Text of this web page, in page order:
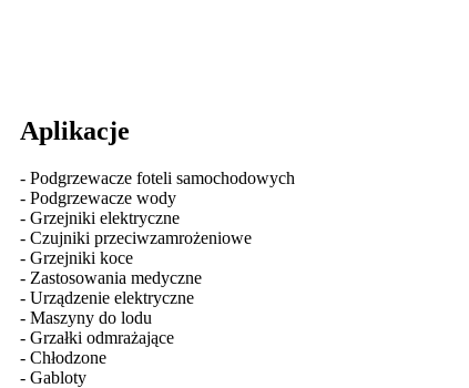
Aplikacje
- Podgrzewacze foteli samochodowych
- Podgrzewacze wody
- Grzejniki elektryczne
- Czujniki przeciwzamrożeniowe
- Grzejniki koce
- Zastosowania medyczne
- Urządzenie elektryczne
- Maszyny do lodu
- Grzałki odmrażające
- Chłodzone
- Gabloty